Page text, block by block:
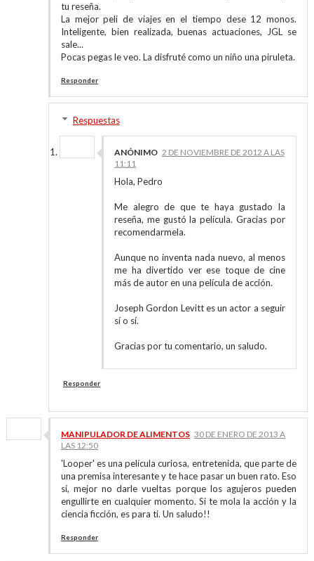
tu reseña.
La mejor peli de viajes en el tiempo dese 12 monos.
Inteligente, bien realizada, buenas actuaciones, JGL se
sale...
Pocas pegas le veo. La disfruté como un niño una piruleta.
Responder
Respuestas
ANÓNIMO 2 DE NOVIEMBRE DE 2012 A LAS
11:11
Hola, Pedro
Me alegro de que te haya gustado la
reseña, me gustó la película. Gracias por
recomendarmela.
Aunque no inventa nada nuevo, al menos
me ha divertido ver ese toque de cine
más de autor en una película de acción.
Joseph Gordon Levitt es un actor a seguir
sí o sí.
Gracias por tu comentario, un saludo.
Responder
MANIPULADOR DE ALIMENTOS 30 DE ENERO DE 2013 A
LAS 12:50
'Looper' es una película curiosa, entretenida, que parte de
una premisa interesante y te hace pasar un buen rato. Eso
sí, mejor no darle vueltas porque los agujeros pueden
engullirte en cualquier momento. Si te mola la acción y la
ciencia ficción, es para ti. Un saludo!!
Responder